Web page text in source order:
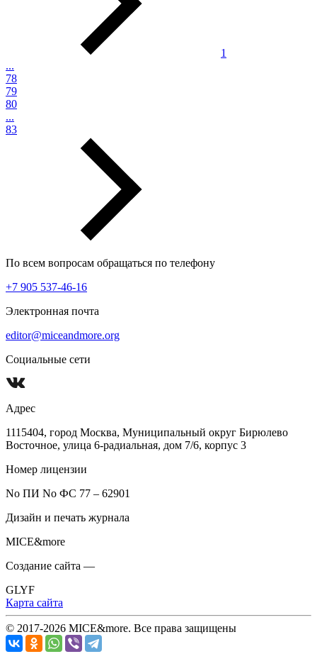
1
...
78
79
80
...
83
По всем вопросам обращаться по телефону
+7 905 537-46-16
Электронная почта
editor@miceandmore.org
Социальные сети
Адрес
1115404, город Москва, Муниципальный округ Бирюлево
Восточное, улица 6-радиальная, дом 7/6, корпус 3
Номер лицензии
No ПИ No ФС 77 – 62901
Дизайн и печать журнала
MICE&more
Создание сайта —
GLYF
Карта сайта
© 2017-2026 MICE&more. Все права защищены